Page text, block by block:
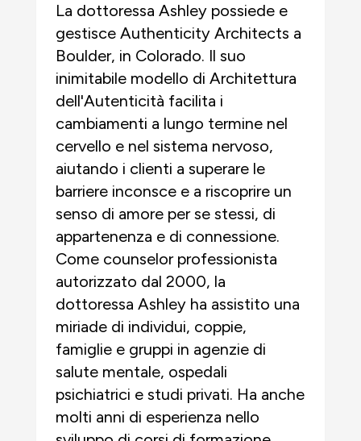
La dottoressa Ashley possiede e
gestisce Authenticity Architects a
Boulder, in Colorado. Il suo
inimitabile modello di Architettura
dell'Autenticità facilita i
cambiamenti a lungo termine nel
cervello e nel sistema nervoso,
aiutando i clienti a superare le
barriere inconsce e a riscoprire un
senso di amore per se stessi, di
appartenenza e di connessione.
Come counselor professionista
autorizzato dal 2000, la
dottoressa Ashley ha assistito una
miriade di individui, coppie,
famiglie e gruppi in agenzie di
salute mentale, ospedali
psichiatrici e studi privati. Ha anche
molti anni di esperienza nello